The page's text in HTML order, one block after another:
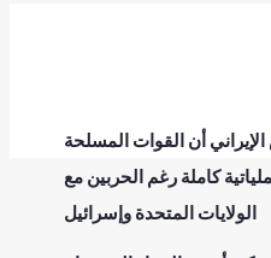
أن القوات المسلحة
كاملة رغم الحربين مع
الولايات المتحدة وإسرائيل